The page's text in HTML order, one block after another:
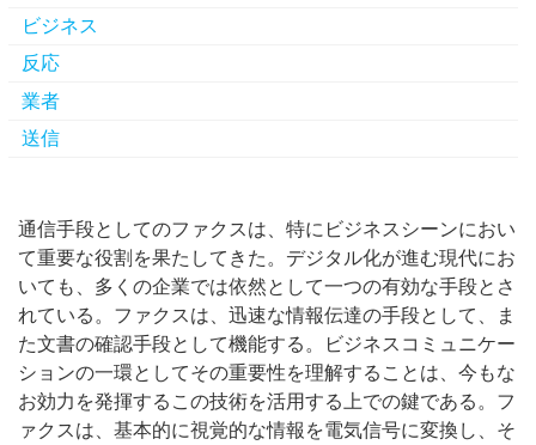
ビジネス
反応
業者
送信
通信手段としてのファクスは、特にビジネスシーンにおい
て重要な役割を果たしてきた。 デジタル化が進む現代にお
いても、多くの企業では依然として一つの有効な手段とさ
れている。ファクスは、迅速な情報伝達の手段として、ま
た文書の確認手段として機能する。ビジネスコミュニケー
ションの一環としてその重要性を理解することは、今もな
お効力を発揮するこの技術を活用する上での鍵である。フ
ァクスは、基本的に視覚的な情報を電気信号に変換し、そ